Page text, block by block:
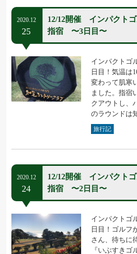
2020.12
25
12/12開催 インパクトゴ
指宿 〜3日目〜
インパクトゴ
日目！気温は
変わって肌寒
ました。指宿
クアウトし、
のラウンドは
旅行記
2020.12
24
12/12開催 インパクトゴ
指宿 〜2日目〜
インパクトゴ
日目！ゴルフ
さん、待ちに
『いぶすきゴ